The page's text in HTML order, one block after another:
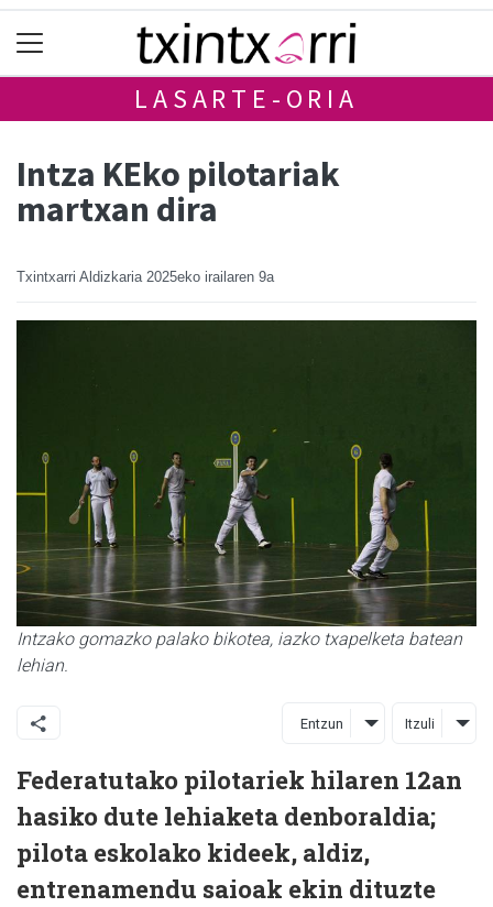
LASARTE-ORIA
Intza KEko pilotariak
martxan dira
Txintxarri Aldizkaria 2025eko irailaren 9a
Intzako gomazko palako bikotea, iazko txapelketa batean
lehian.
Entzun Itzuli
Federatutako pilotariek hilaren 12an
hasiko dute lehiaketa denboraldia;
pilota eskolako kideek, aldiz,
entrenamendu saioak ekin dituzte